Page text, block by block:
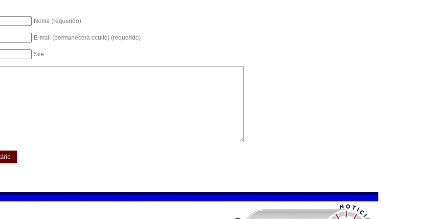
Nome (requerido)
E-mail (permanecerá oculto) (requerido)
Site